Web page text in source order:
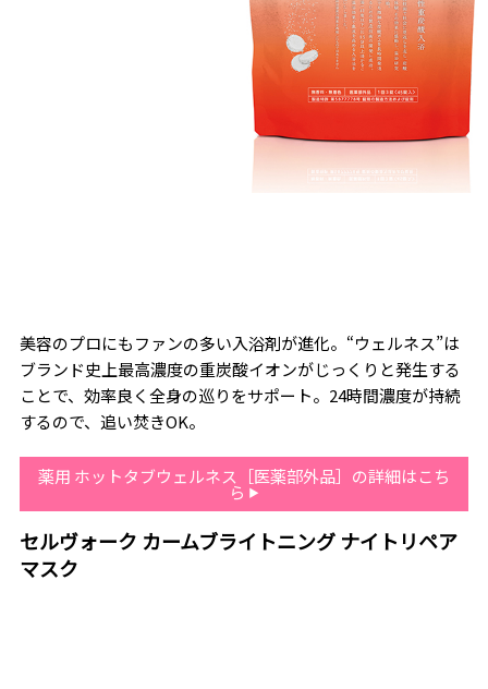
美容のプロにもファンの多い入浴剤が進化。“ウェルネス”は
ブランド史上最高濃度の重炭酸イオンがじっくりと発生する
ことで、効率良く全身の巡りをサポート。24時間濃度が持続
するので、追い焚きOK。
薬用 ホットタブウェルネス［医薬部外品］の詳細はこち
ら
セルヴォーク カームブライトニング ナイトリペア
マスク